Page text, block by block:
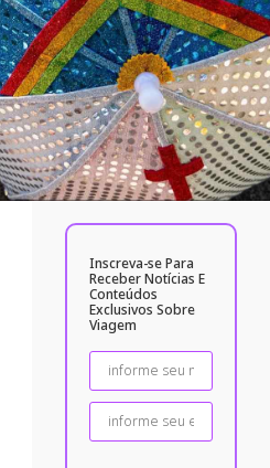
Inscreva-se Para
Receber Notícias E
Conteúdos
Exclusivos Sobre
Viagem